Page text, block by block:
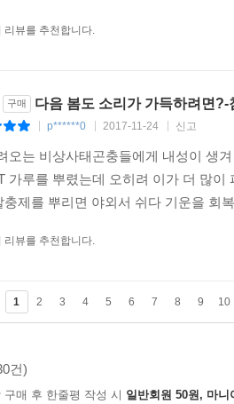
. 나중에 다시 설명하겠지만, 해충은
술
과 염화탄화수소 성분의 살충제는
지하수, 5. 토양의 세계, 6. 지구의 녹색
리뷰를 추천합니다.
구매 다음 봄도 소리가 가득하려면?-
p******0 2017-11-24 신고
오는 비상사태곤충들에게 내성이 생
가루를 뿌렸는데 오히려 이가 더 많
충제를 뿌리면 야외서 쉬다 기운을 회
리뷰를 추천합니다.
1 2 3 4 5 6 7 8 9 10
건)
구매 후 한줄평 작성 시 일반회원 50원, 마니